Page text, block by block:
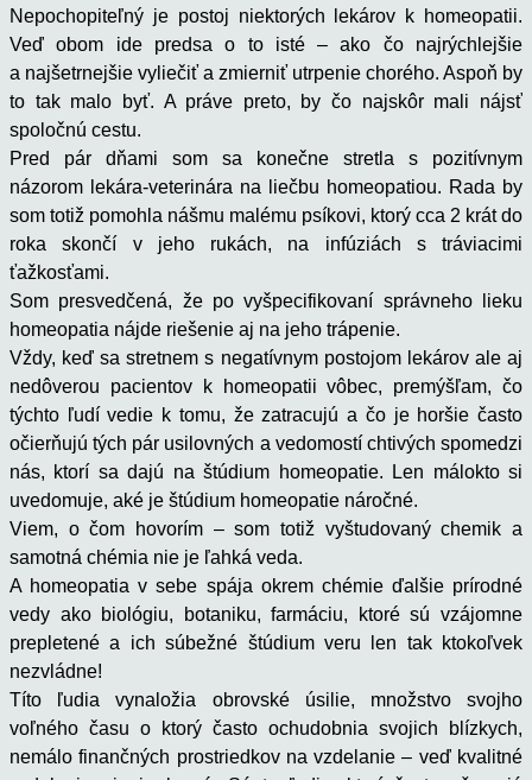
Nepochopiteľný je postoj niektorých lekárov k homeopatii.
Veď obom ide predsa o to isté – ako čo najrýchlejšie
a najšetrnejšie vyliečiť a zmierniť utrpenie chorého. Aspoň by
to tak malo byť. A práve preto, by čo najskôr mali nájsť
spoločnú cestu.
Pred pár dňami som sa konečne stretla s pozitívnym
názorom lekára-veterinára na liečbu homeopatiou. Rada by
som totiž pomohla nášmu malému psíkovi, ktorý cca 2 krát do
roka skončí v jeho rukách, na infúziách s tráviacimi
ťažkosťami.
Som presvedčená, že po vyšpecifikovaní správneho lieku
homeopatia nájde riešenie aj na jeho trápenie.
Vždy, keď sa stretnem s negatívnym postojom lekárov ale aj
nedôverou pacientov k homeopatii vôbec, premýšľam, čo
týchto ľudí vedie k tomu, že zatracujú a čo je horšie často
očierňujú tých pár usilovných a vedomostí chtivých spomedzi
nás, ktorí sa dajú na štúdium homeopatie. Len málokto si
uvedomuje, aké je štúdium homeopatie náročné.
Viem, o čom hovorím – som totiž vyštudovaný chemik a
samotná chémia nie je ľahká veda.
A homeopatia v sebe spája okrem chémie ďalšie prírodné
vedy ako biológiu, botaniku, farmáciu, ktoré sú vzájomne
prepletené a ich súbežné štúdium veru len tak ktokoľvek
nezvládne!
Títo ľudia vynaložia obrovské úsilie, množstvo svojho
voľného času o ktorý často ochudobnia svojich blízkych,
nemálo finančných prostriedkov na vzdelanie – veď kvalitné